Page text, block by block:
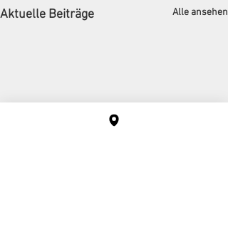
Aktuelle Beiträge Alle ansehen